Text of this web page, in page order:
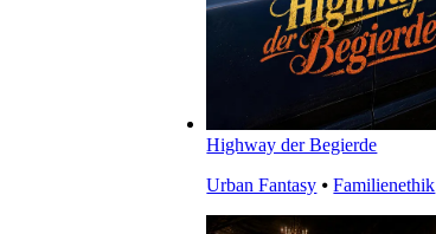
Highway der Begierde
Urban Fantasy ⦁Familienethik